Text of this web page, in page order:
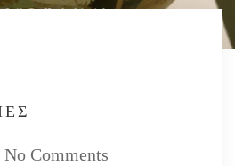
No Comments